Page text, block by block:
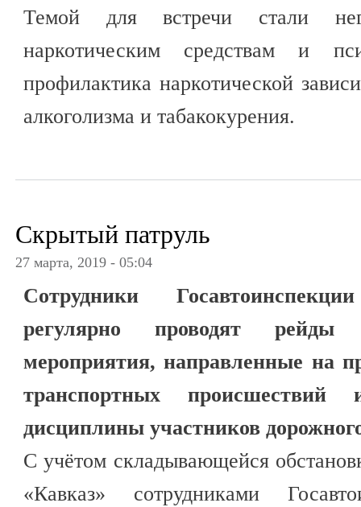
Темой для встречи стали
наркотическим средствам и
профилактика наркотической
алкоголизма и табакокурения.
Скрытый патруль
27 марта, 2019 - 05:04
Сотрудники
регулярно проводят рейды
мероприятия, направленные на
транспортных
дисциплины участников
С учётом складывающейся
«Кавказ» сотрудниками